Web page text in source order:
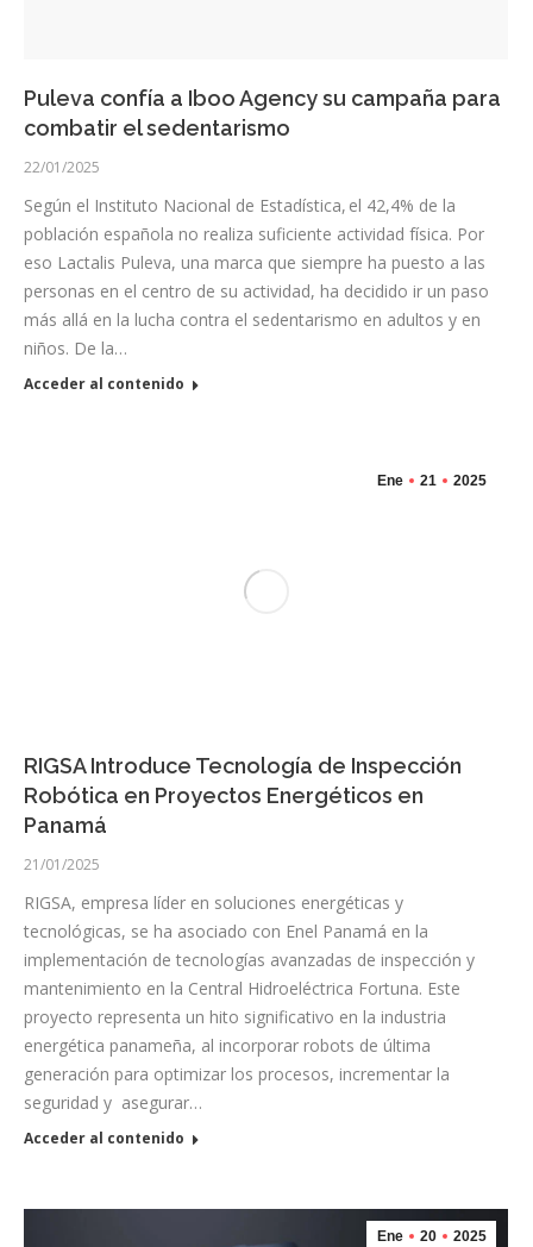
Puleva confía a Iboo Agency su campaña para
combatir el sedentarismo
22/01/2025
Según el Instituto Nacional de Estadística, el 42,4% de la
población española no realiza suficiente actividad física. Por
eso Lactalis Puleva, una marca que siempre ha puesto a las
personas en el centro de su actividad, ha decidido ir un paso
más allá en la lucha contra el sedentarismo en adultos y en
niños. De la…
Acceder al contenido
Ene 21 2025
RIGSA Introduce Tecnología de Inspección
Robótica en Proyectos Energéticos en
Panamá
21/01/2025
RIGSA, empresa líder en soluciones energéticas y
tecnológicas, se ha asociado con Enel Panamá en la
implementación de tecnologías avanzadas de inspección y
mantenimiento en la Central Hidroeléctrica Fortuna. Este
proyecto representa un hito significativo en la industria
energética panameña, al incorporar robots de última
generación para optimizar los procesos, incrementar la
seguridad y asegurar…
Acceder al contenido
Ene 20 2025